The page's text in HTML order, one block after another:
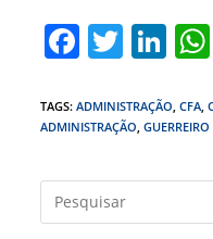
F
c
e
b
o
T
itt
er
Li
k
e
dI
n
TAGS:ADMINISTRAÇÃO CFA
ADMINISTRAÇÃO